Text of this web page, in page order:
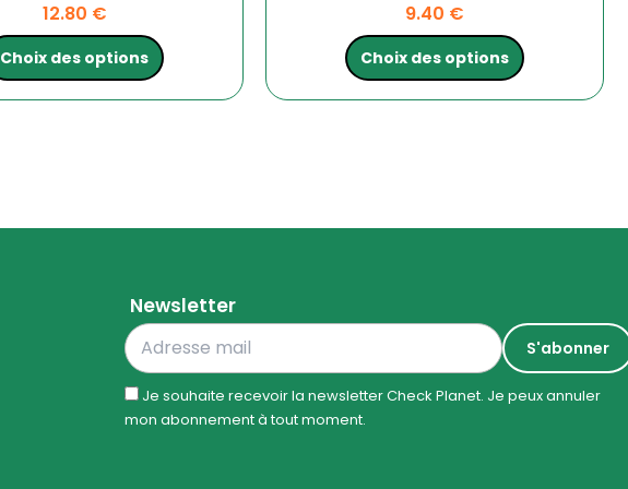
12.80 €
Choix des options
9.40 €
Choix des options
Newsletter
Je souhaite recevoir la newsletter Check Planet. Je peux annuler
mon abonnement à tout moment.